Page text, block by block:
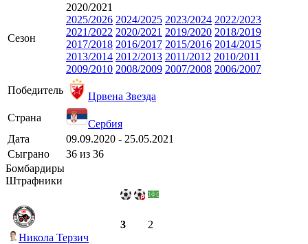
Сезон
2020/2021
2025/2026 2024/2025 2023/2024 2022/2023
2021/2022 2020/2021 2019/2020 2018/2019
2017/2018 2016/2017 2015/2016 2014/2015
2013/2014 2012/2013 2011/2012 2010/2011
2009/2010 2008/2009 2007/2008 2006/2007
Победитель
Црвена Звезда
Страна
Сербия
Дата
09.09.2020 - 25.05.2021
Сыграно
36 из 36
Бомбардиры
Штрафники
Никола Терзич
3 2